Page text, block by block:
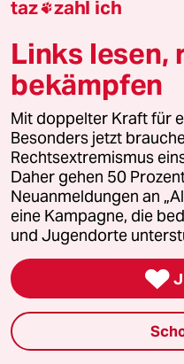
Vor Ort
Live im Stream
Vergangene
taz lab 2027
Mehr taz Lesestoff
taz Blogs
taz zahl ich
Links lesen,
bekämpfen
Mit doppelter Kraft für
Besonders jetzt
Rechtsextremismus
Daher gehen 50
Neuanmeldungen an
eine Kampagne, die
und Jugendorte
